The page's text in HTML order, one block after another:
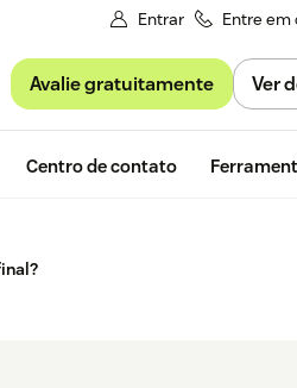
Entrar Entre em
Avalie gratuitamente Ver
Centro de contato